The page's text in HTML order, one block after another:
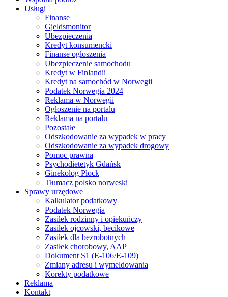
Usługi
Finanse
Gjeldsmonitor
Ubezpieczenia
Kredyt konsumencki
Finanse ogłoszenia
Ubezpieczenie samochodu
Kredyt w Finlandii
Kredyt na samochód w Norwegii
Podatek Norwegia 2024
Reklama w Norwegii
Ogłoszenie na portalu
Reklama na portalu
Pozostałe
Odszkodowanie za wypadek w pracy
Odszkodowanie za wypadek drogowy
Pomoc prawna
Psychodietetyk Gdańsk
Ginekolog Płock
Tłumacz polsko norweski
Sprawy urzędowe
Kalkulator podatkowy
Podatek Norwegia
Zasiłek rodzinny i opiekuńczy
Zasiłek ojcowski, becikowe
Zasiłek dla bezrobotnych
Zasiłek chorobowy, AAP
Dokument S1 (E-106/E-109)
Zmiany adresu i wymeldowania
Korekty podatkowe
Reklama
Kontakt